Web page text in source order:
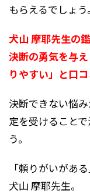
もらえるでしょう。
犬山 摩耶先生の
決断の勇気を与
りやすい」と口コ
決断できない悩
定を受けること
う。
「頼りがいがあ
犬山 摩耶先生。